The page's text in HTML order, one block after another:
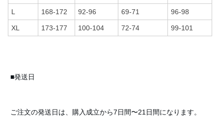
L 168-172 92-96 69-71 96-98
XL 173-177 100-104 72-74 99-101
■発送日
ご注文の発送日は、購入成立から7日間〜21日間になります。